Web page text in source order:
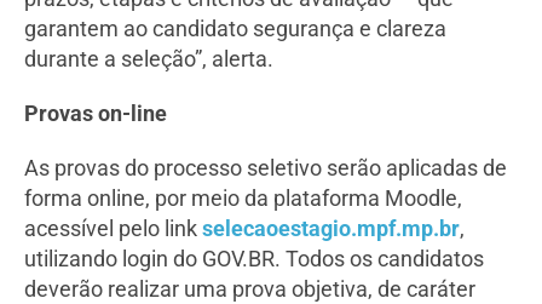
garantem ao candidato segurança e clareza
durante a seleção”, alerta.
Provas on-line
As provas do processo seletivo serão aplicadas de
forma online, por meio da plataforma Moodle,
acessível pelo linkselecaoestagio.mpf.mp.br,
utilizando login do GOV.BR. Todos os candidatos
deverão realizar uma prova objetiva, de caráter